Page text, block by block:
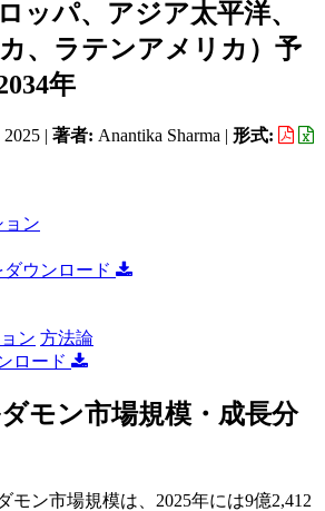
ッパ、アジア太平洋、
、ラテンアメリカ）予
年
2025 | 著者: Anantika Sharma | 形式:
ョン
ウンロード
ン 方法論
ロード
モン市場規模・成長分
モン市場規模は、2025年には9億2,412